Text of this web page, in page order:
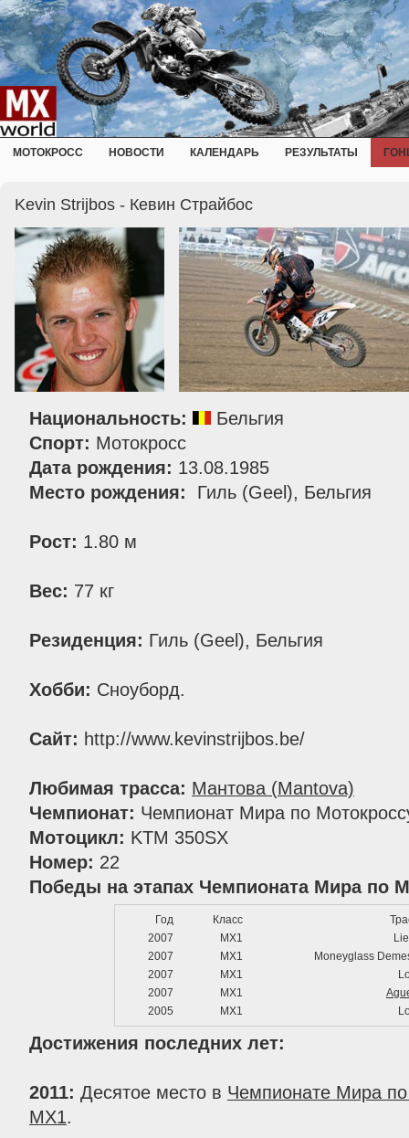
МОТОКРОСС НОВОСТИ КАЛЕНДАРЬ РЕЗУЛЬТАТЫ
Kevin Strijbos - Кевин Страйбос
Национальность:
Бельгия
Спорт: Мотокросс
Дата рождения: 13.08.1985
Место рождения: Гиль (Geel), Бельгия
Рост: 1.80 м
Вес: 77 кг
Резиденция: Гиль (Geel), Бельгия
Хобби: Сноуборд.
Сайт: http://www.kevinstrijbos.be/
Любимая трасса: Мантова (Mantova)
Чемпионат: Чемпионат Мира по
Мотоцикл: KTM 350SX
Номер: 22
Победы на этапах Чемпионата Мира по
Год Класс
2007
MX1
2007
MX1
Moneyglass
2007
MX1
2007
MX1
2005
MX1
Достижения последних лет:
2011: Десятое место в Чемпионате Мира по
MX1.